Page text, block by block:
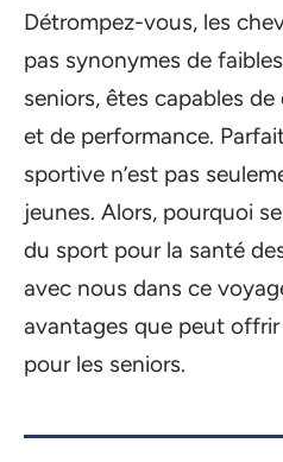
Détrompez-vous, les
pas synonymes de
seniors, êtes capables
et de performance.
sportive n’est pas
jeunes. Alors, pourquoi
du sport pour la santé
avec nous dans ce
avantages que peut
pour les seniors.